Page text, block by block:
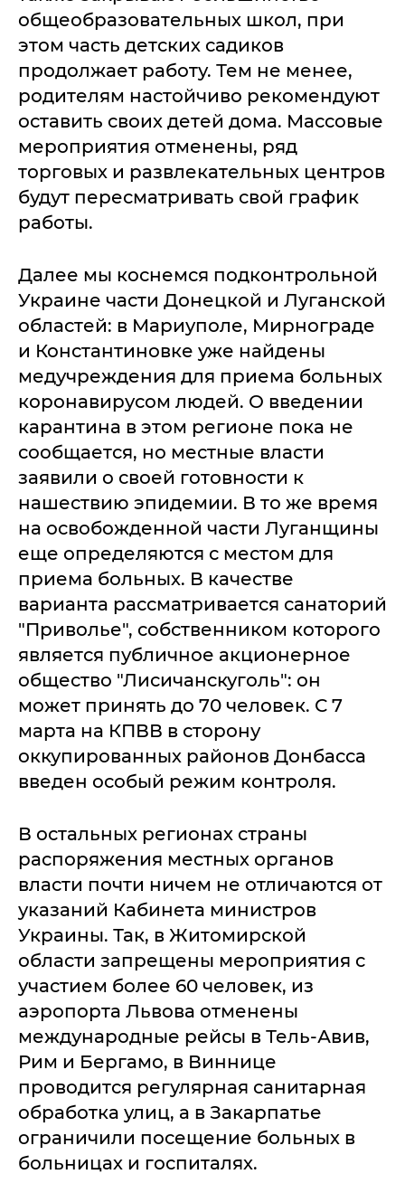
общеобразовательных школ, при
этом часть детских садиков
продолжает работу. Тем не менее,
родителям настойчиво рекомендуют
оставить своих детей дома. Массовые
мероприятия отменены, ряд
торговых и развлекательных центров
будут пересматривать свой график
работы.
Далее мы коснемся подконтрольной
Украине части Донецкой и Луганской
областей: в Мариуполе, Мирнограде
и Константиновке уже найдены
медучреждения для приема больных
коронавирусом людей. О введении
карантина в этом регионе пока не
сообщается, но местные власти
заявили о своей готовности к
нашествию эпидемии. В то же время
на освобожденной части Луганщины
еще определяются с местом для
приема больных. В качестве
варианта рассматривается санаторий
"Приволье", собственником которого
является публичное акционерное
общество "Лисичанскуголь": он
может принять до 70 человек. С 7
марта на КПВВ в сторону
оккупированных районов Донбасса
введен особый режим контроля.
В остальных регионах страны
распоряжения местных органов
власти почти ничем не отличаются от
указаний Кабинета министров
Украины. Так, в Житомирской
области запрещены мероприятия с
участием более 60 человек, из
аэропорта Львова отменены
международные рейсы в Тель-Авив,
Рим и Бергамо, в Виннице
проводится регулярная санитарная
обработка улиц, а в Закарпатье
ограничили посещение больных в
больницах и госпиталях.